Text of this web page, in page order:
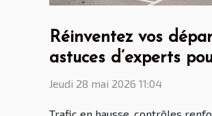
Réinventez vos
astuces d’experts
parking aéroport
Jeudi 28 mai 2026 11:04